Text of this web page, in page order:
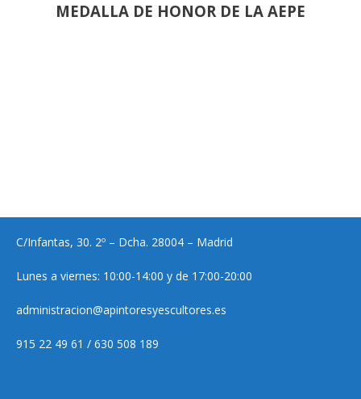
MEDALLA DE HONOR DE LA AEPE
C/Infantas, 30. 2º – Dcha. 28004 – Madrid
Lunes a viernes: 10:00-14:00 y de 17:00-20:00
administracion@apintoresyescultores.es
915 22 49 61 / 630 508 189